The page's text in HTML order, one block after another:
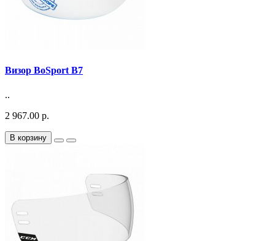
Визор BoSport B7
..
2 967.00 р.
В корзину